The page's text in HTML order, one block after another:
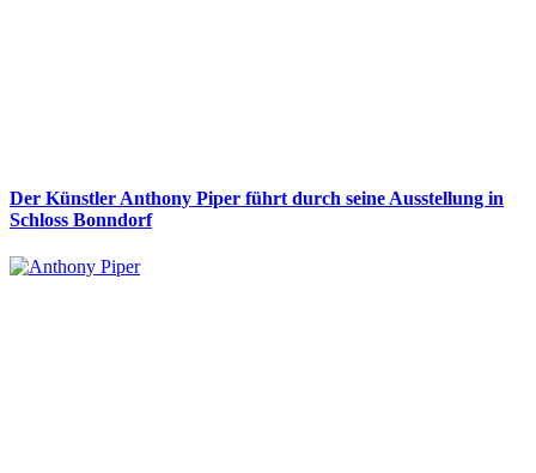
Der Künstler Anthony Piper führt durch seine Ausstellung in
Schloss Bonndorf